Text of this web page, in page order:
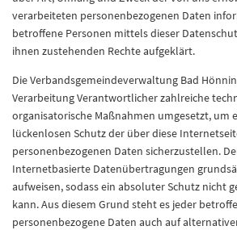
verarbeiteten personenbezogenen Daten
betroffene Personen mittels dieser
ihnen zustehenden Rechte aufgeklärt.
Die Verbandsgemeindeverwaltung Bad
Verarbeitung Verantwortlicher zahlreiche
organisatorische Maßnahmen umgesetzt, um
lückenlosen Schutz der über diese
personenbezogenen Daten sicherzustellen.
Internetbasierte Datenübertragungen
aufweisen, sodass ein absoluter Schutz nicht
kann. Aus diesem Grund steht es jeder
personenbezogene Daten auch auf